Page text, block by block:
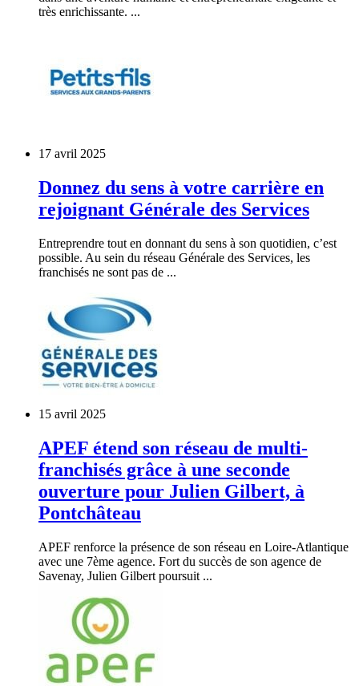
très enrichissante. ...
17 avril 2025
Donnez du sens à votre carrière en
rejoignant Générale des Services
Entreprendre tout en donnant du sens à son quotidien, c’est
possible. Au sein du réseau Générale des Services, les
franchisés ne sont pas de ...
15 avril 2025
APEF étend son réseau de multi-
franchisés grâce à une seconde
ouverture pour Julien Gilbert, à
Pontchâteau
APEF renforce la présence de son réseau en Loire-Atlantique
avec une 7ème agence. Fort du succès de son agence de
Savenay, Julien Gilbert poursuit ...